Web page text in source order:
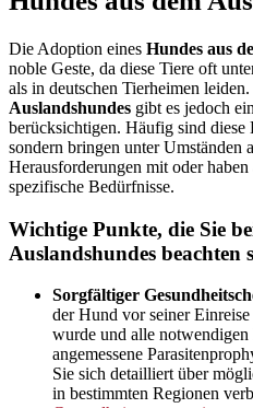
Die Adoption eines Hundes aus
noble Geste, da diese Tiere oft
als in deutschen Tierheimen
Auslandshundes gibt es jedoch
berücksichtigen. Häufig sind diese
sondern bringen unter Umständen
Herausforderungen mit oder
spezifische Bedürfnisse.
Wichtige Punkte, die Sie
Auslandshundes beachten
Sorgfältiger
der Hund vor seiner
wurde und alle
angemessene
Sie sich detailliert über
in bestimmten Regionen